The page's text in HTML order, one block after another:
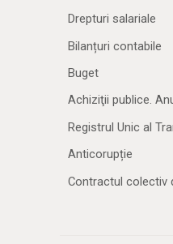
Drepturi salariale
Bilanțuri contabile
Buget
Achiziţii publice.
Registrul Unic al
Anticorupție
Contractul colectiv